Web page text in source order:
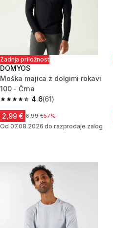
Zadnja priložnost
DOMYOS
Moška majica z dolgimi rokavi
100 - Črna
4.6
4.6 od 5 zvezdic from 61 ocene
(61)
2,99 € Cena pred znižanjem
6,99 €57%
Od 07.08.2026 do razprodaje zalog